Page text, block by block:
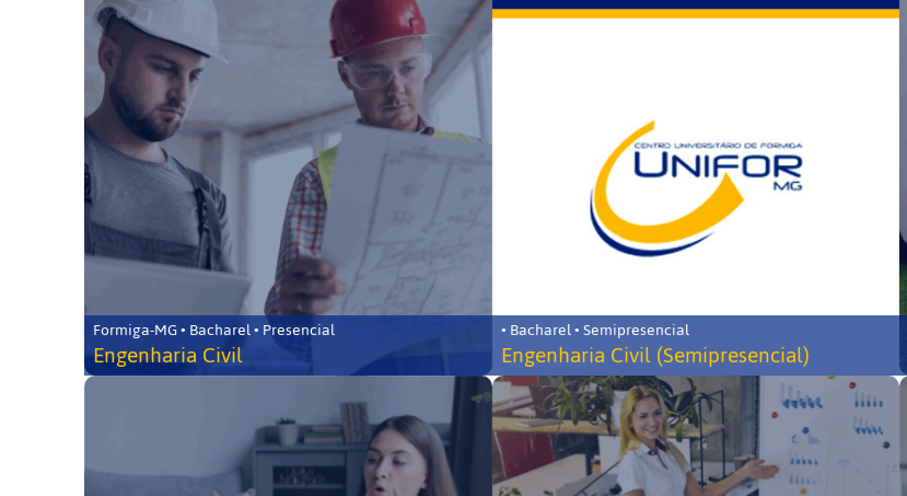
Formiga-MG • Bacharel • Presencial
Engenharia Civil
• Bacharel • Semipresencial
Engenharia Civil (Semipresencial)